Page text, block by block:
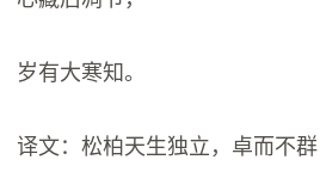
岁有大寒知。
译文：松柏天生独立，卓而不